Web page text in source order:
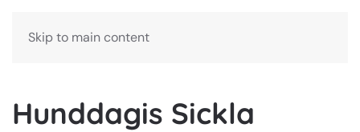
Skip to main content
Hunddagis Sickla